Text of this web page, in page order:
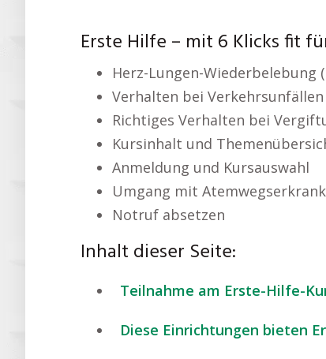
Erste Hilfe – mit 6 Klicks fit
Herz-Lungen-Wiederbelebung
Verhalten bei Verkehrsunfällen
Richtiges Verhalten bei
Kursinhalt und
Anmeldung und Kursauswahl
Umgang mit
Notruf absetzen
Inhalt dieser Seite:
Teilnahme am Erste-Hilfe-
Diese Einrichtungen bieten